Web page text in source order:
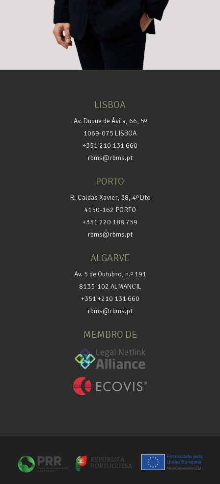
LISBOA
Av. Duque de Ávila, 66, 5º
1069-075 LISBOA
+351 210 131 660
rbms@rbms.pt
PORTO
R. Caldas Xavier, 38, 4º Dto
4150-162 PORTO
+351 220 188 759
rbms@rbms.pt
ALGARVE
Av. 5 de Outubro, n.º 191
8135-102 ALMANCIL
+351 +210 131 660
rbms@rbms.pt
MEMBRO DE